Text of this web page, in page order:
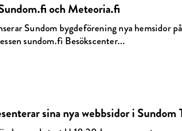
och Meteoria.fi
Sundom bygdeförening nya hemsidor på
sundom.fi Besökscenter...
sina nya webbsidor i Sundom